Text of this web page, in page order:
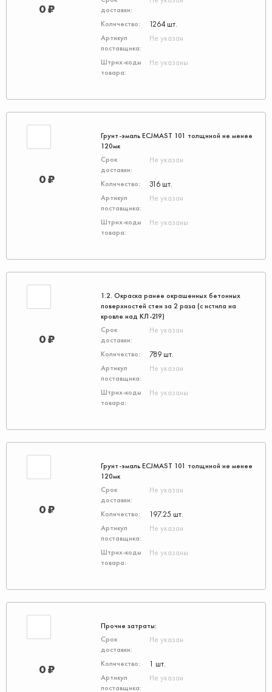
1264 шт.
Не указан
Не указаны
0 ₽
Грунт-эмаль ECJMAST 101 толщиной не менее
120мк
Не указан
316 шт.
Не указан
Не указаны
0 ₽
1.2. Окраска ранее окрашенных бетонных
поверхностей стен за 2 раза (с нстила на
кровле над КЛ-219)
Не указан
789 шт.
Не указан
Не указаны
0 ₽
Грунт-эмаль ECJMAST 101 толщиной не менее
120мк
Не указан
197.25 шт.
Не указан
Не указаны
0 ₽
Прочие затраты:
Не указан
1 шт.
Не указан
0 ₽